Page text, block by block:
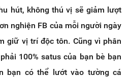
hút, không thú vị sẽ giảm lượt
nghiện FB của mỗi người ngày
giữ vị trí độc tôn. Cũng vì phân
100% satus của bạn bè bạn
bạn có thể lướt vào tường cá